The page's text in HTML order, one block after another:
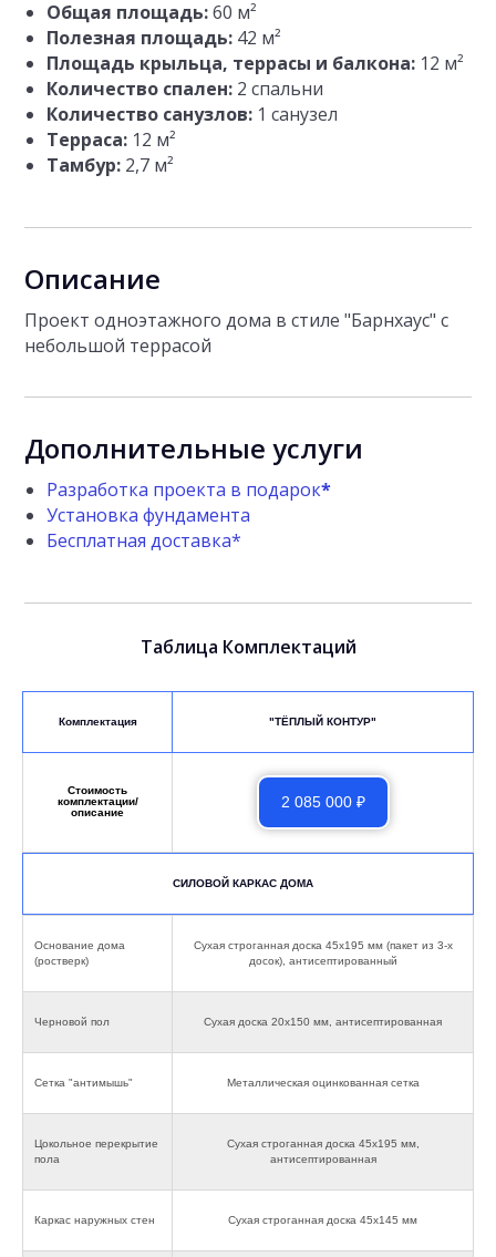
Общая площадь:60 м²
Полезная площадь: 42 м²
Площадь крыльца, террасы и балкона: 12 м²
Количество спален: 2 спальни
Количество санузлов: 1 cанузел
Терраса: 12 м²
Тамбур: 2,7 м²
Описание
Проект одноэтажного дома в стиле "Барнхаус" с
небольшой террасой
Дополнительные услуги
Разработка проекта в подарок*
Установка фундамента
Бесплатная доставка*
Таблица Комплектаций
Комплектация "ТЁПЛЫЙ КОНТУР"
Cтоимость
комплектации/
описание
2 085 000 ₽
СИЛОВОЙ КАРКАС ДОМА
Основание дома
(ростверк)
Сухая строганная доска 45х195 мм (пакет из 3-х
досок), антисептированный
Черновой пол Сухая доска 20х150 мм, антисептированная
Сетка "антимышь" Металлическая оцинкованная сетка
Цокольное перекрытие
пола
Сухая строганная доска 45х195 мм,
антисептированная
Каркас наружных стен Сухая строганная доска 45х145 мм